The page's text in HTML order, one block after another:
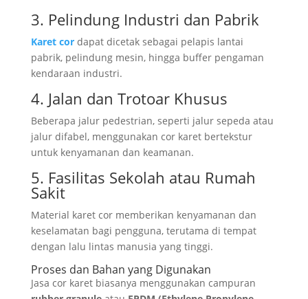
3. Pelindung Industri dan Pabrik
Karet cordapat dicetak sebagai pelapis lantai
pabrik, pelindung mesin, hingga buffer pengaman
kendaraan industri.
4. Jalan dan Trotoar Khusus
Beberapa jalur pedestrian, seperti jalur sepeda atau
jalur difabel, menggunakan cor karet bertekstur
untuk kenyamanan dan keamanan.
5. Fasilitas Sekolah atau Rumah
Sakit
Material karet cor memberikan kenyamanan dan
keselamatan bagi pengguna, terutama di tempat
dengan lalu lintas manusia yang tinggi.
Proses dan Bahan yang Digunakan
Jasa cor karet biasanya menggunakan campuran